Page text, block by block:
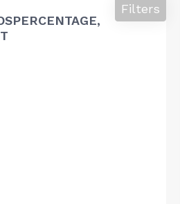
Filters